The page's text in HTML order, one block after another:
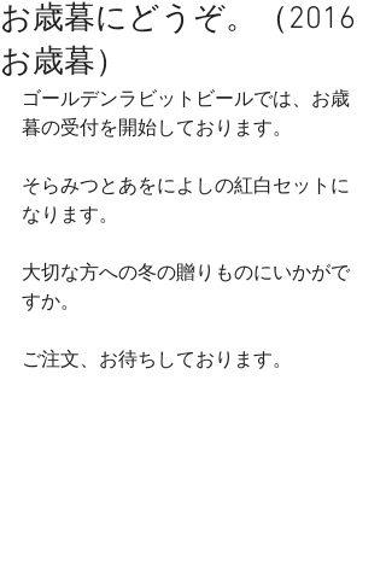
お歳暮にどうぞ。（2016
お歳暮）
ゴールデンラビットビールでは、お歳
暮の受付を開始しております。
そらみつとあをによしの紅白セットに
なります。
大切な方への冬の贈りものにいかがで
すか。
ご注文、お待ちしております。